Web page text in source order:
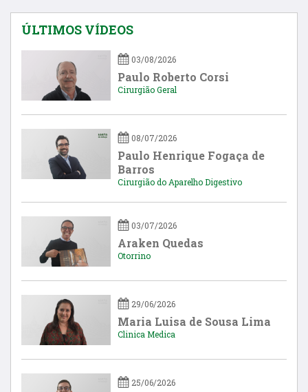
ÚLTIMOS VÍDEOS
03/08/2026
Paulo Roberto Corsi
Cirurgião Geral
08/07/2026
Paulo Henrique Fogaça de
Barros
Cirurgião do Aparelho Digestivo
03/07/2026
Araken Quedas
Otorrino
29/06/2026
Maria Luisa de Sousa Lima
Clinica Medica
25/06/2026